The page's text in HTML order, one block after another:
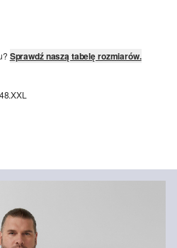
Sprawdź naszą tabelę rozmiarów.
podczas procesu zamówienia (kroki
ryczałtowa).